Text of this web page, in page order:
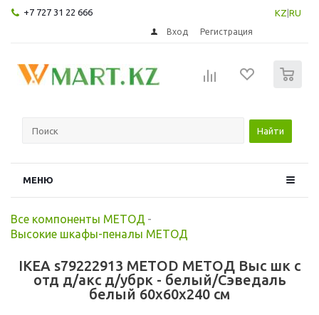
+7 727 31 22 666 KZ RU
Вход Регистрация
Найти
МЕНЮ
Все компоненты МЕТОД -
Высокие шкафы-пеналы МЕТОД
IKEA s79222913 METOD МЕТОД Выс шк с
отд д/акс д/убрк - белый/Сэведаль
белый 60x60x240 см